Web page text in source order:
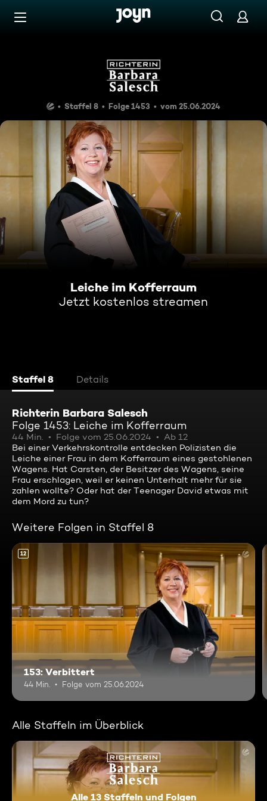
Zum Inhalt springen
Leiche im Kofferraum
Staffel 8 Folge 1453 vom 25.06.2024
Leiche im Kofferraum
Jetzt kostenlos streamen
Staffel 8 Details
Richterin Barbara Salesch
Folge 1453: Leiche im Kofferraum
44 Min. Folge vom 25.06.2024
Ab 12
Bei einer Verkehrskontrolle entdecken Polizisten die
Leiche einer Frau in dem Kofferraum eines gestohlenen
Wagens. Hat Carsten, der Besitzer des Wagens, seine
Frau erschlagen, weil er keinen Unterhalt mehr für sie
zahlen wollte? Oder hat der Teenager David etwas mit
dem Mord zu tun?
Weitere Folgen in Staffel 8
12
153: Verbittert
44 Min. Folge vom 25.06.2024
Alle Staffeln im Überblick
Alle 13 Staffeln und Folgen